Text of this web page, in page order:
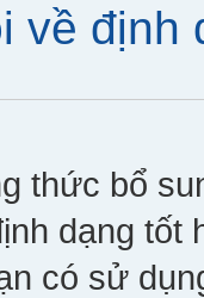
về định
thức bổ
dạng
có sử